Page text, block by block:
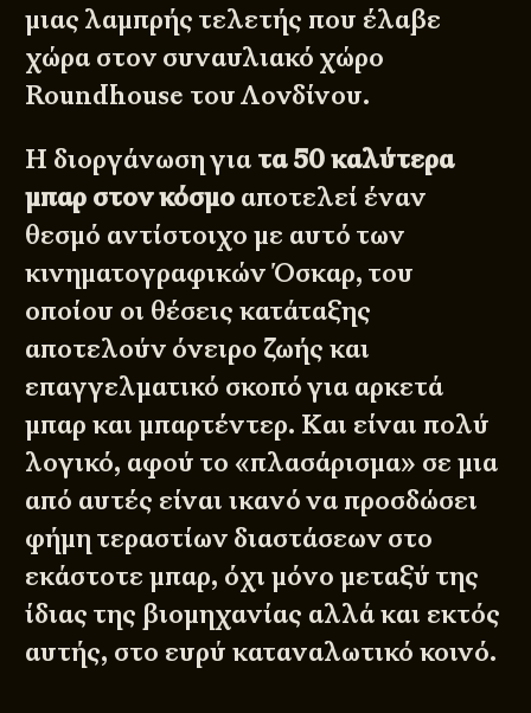
μιας λαμπρής τελετής που έλαβε
χώρα στον συναυλιακό χώρο
Roundhouse του Λονδίνου.
Η διοργάνωση για τα 50 καλύτερα
μπαρ στον κόσμο αποτελεί έναν
θεσμό αντίστοιχο με αυτό των
κινηματογραφικών Όσκαρ, του
οποίου οι θέσεις κατάταξης
αποτελούν όνειρο ζωής και
επαγγελματικό σκοπό για αρκετά
μπαρ και μπαρτέντερ. Και είναι πολύ
λογικό, αφού το «πλασάρισμα» σε μια
από αυτές είναι ικανό να προσδώσει
φήμη τεραστίων διαστάσεων στο
εκάστοτε μπαρ, όχι μόνο μεταξύ της
ίδιας της βιομηχανίας αλλά και εκτός
αυτής, στο ευρύ καταναλωτικό κοινό.